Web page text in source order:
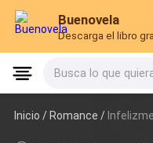
Buenovela
Descarga el libro
Busca lo que
Inicio /Romance /